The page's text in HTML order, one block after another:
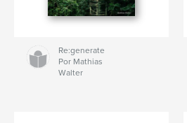
Re:generate
Por Mathias
Walter